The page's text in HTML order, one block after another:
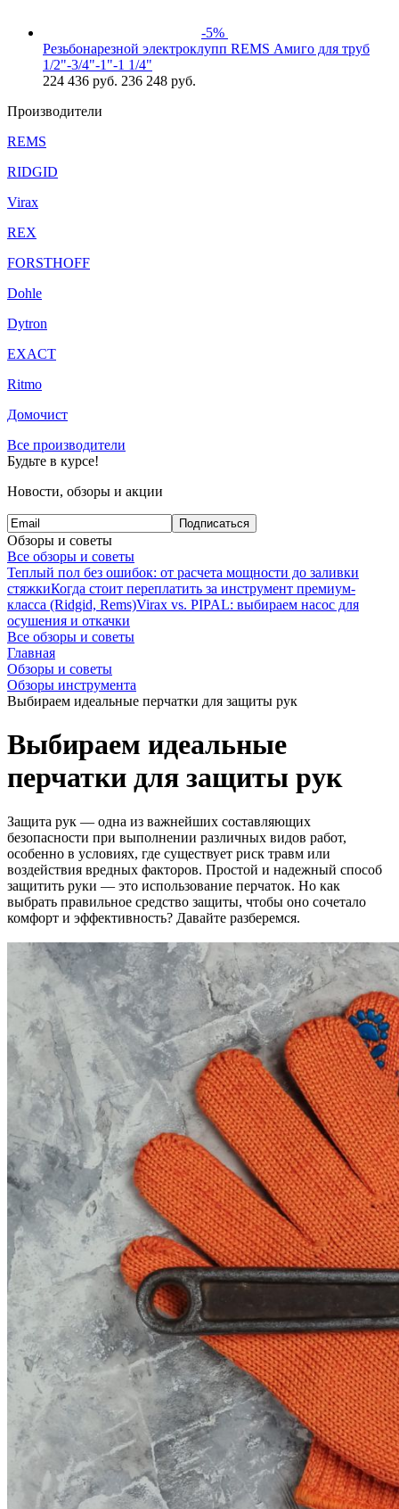
-5%
Резьбонарезной электроклупп REMS Амиго для труб
1/2"-3/4"-1"-1 1/4"
224 436 руб. 236 248 руб.
Производители
REMS
RIDGID
Virax
REX
FORSTHOFF
Dohle
Dytron
EXACT
Ritmo
Домочист
Все производители
Будьте в курсе!
Новости, обзоры и акции
Подписаться
Обзоры и советы
Все обзоры и советы
Теплый пол без ошибок: от расчета мощности до заливки
стяжкиКогда стоит переплатить за инструмент премиум-
класса (Ridgid, Rems)Virax vs. PIPAL: выбираем насос для
осушения и откачки
Все обзоры и советы
Главная
Обзоры и советы
Обзоры инструмента
Выбираем идеальные перчатки для защиты рук
Выбираем идеальные
перчатки для защиты рук
Защита рук — одна из важнейших составляющих
безопасности при выполнении различных видов работ,
особенно в условиях, где существует риск травм или
воздействия вредных факторов. Простой и надежный способ
защитить руки — это использование перчаток. Но как
выбрать правильное средство защиты, чтобы оно сочетало
комфорт и эффективность? Давайте разберемся.